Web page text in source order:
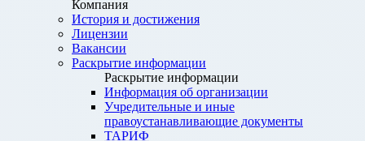
Компания
История и достижения
Лицензии
Вакансии
Раскрытие информации
Раскрытие информации
Информация об организации
Учредительные и иные
правоустанавливающие документы
ТАРИФ